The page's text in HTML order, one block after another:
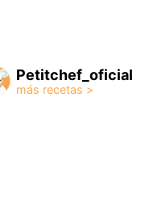
Petitchef_oficial